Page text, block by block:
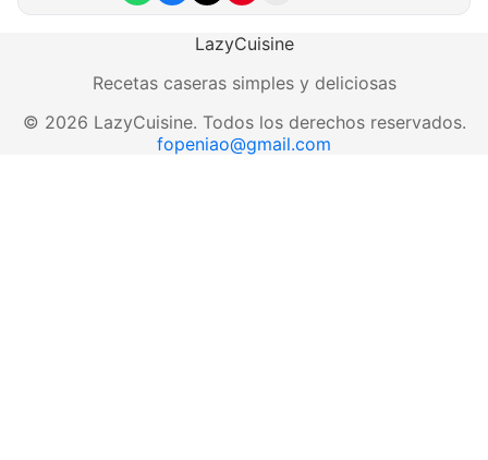
LazyCuisine
Recetas caseras simples y deliciosas
© 2026 LazyCuisine. Todos los derechos reservados.
fopeniao@gmail.com